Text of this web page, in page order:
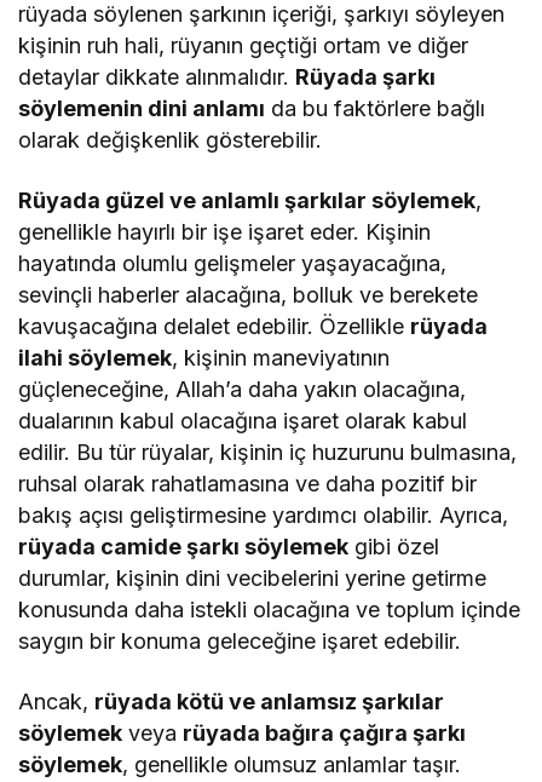
rüyada söylenen şarkının içeriği, şarkıyı söyleyen
kişinin ruh hali, rüyanın geçtiği ortam ve diğer
detaylar dikkate alınmalıdır. Rüyada şarkı
söylemenin dini anlamı da bu faktörlere bağlı
olarak değişkenlik gösterebilir.
Rüyada güzel ve anlamlı şarkılar söylemek,
genellikle hayırlı bir işe işaret eder. Kişinin
hayatında olumlu gelişmeler yaşayacağına,
sevinçli haberler alacağına, bolluk ve berekete
kavuşacağına delalet edebilir. Özellikle rüyada
ilahi söylemek, kişinin maneviyatının
güçleneceğine, Allah’a daha yakın olacağına,
dualarının kabul olacağına işaret olarak kabul
edilir. Bu tür rüyalar, kişinin iç huzurunu bulmasına,
ruhsal olarak rahatlamasına ve daha pozitif bir
bakış açısı geliştirmesine yardımcı olabilir. Ayrıca,
rüyada camide şarkı söylemek gibi özel
durumlar, kişinin dini vecibelerini yerine getirme
konusunda daha istekli olacağına ve toplum içinde
saygın bir konuma geleceğine işaret edebilir.
Ancak, rüyada kötü ve anlamsız şarkılar
söylemek veya rüyada bağıra çağıra şarkı
söylemek, genellikle olumsuz anlamlar taşır.